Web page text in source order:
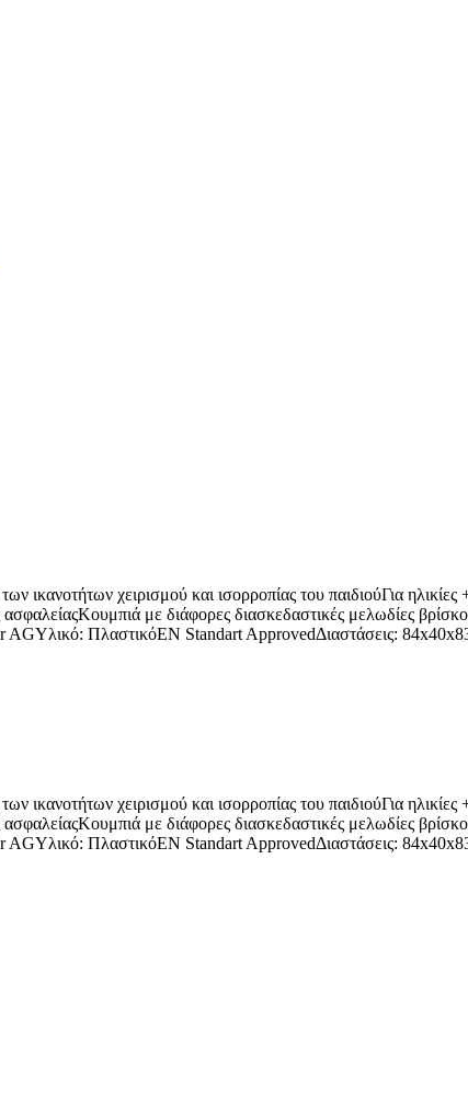
ικανοτήτων χειρισμού και ισορροπίας του παιδιούΓια
με διάφορες διασκεδαστικές μελωδίες
AGΥλικό: ΠλαστικόEN Standart ApprovedΔιαστάσεις:
ικανοτήτων χειρισμού και ισορροπίας του παιδιούΓια
με διάφορες διασκεδαστικές μελωδίες
AGΥλικό: ΠλαστικόEN Standart ApprovedΔιαστάσεις: